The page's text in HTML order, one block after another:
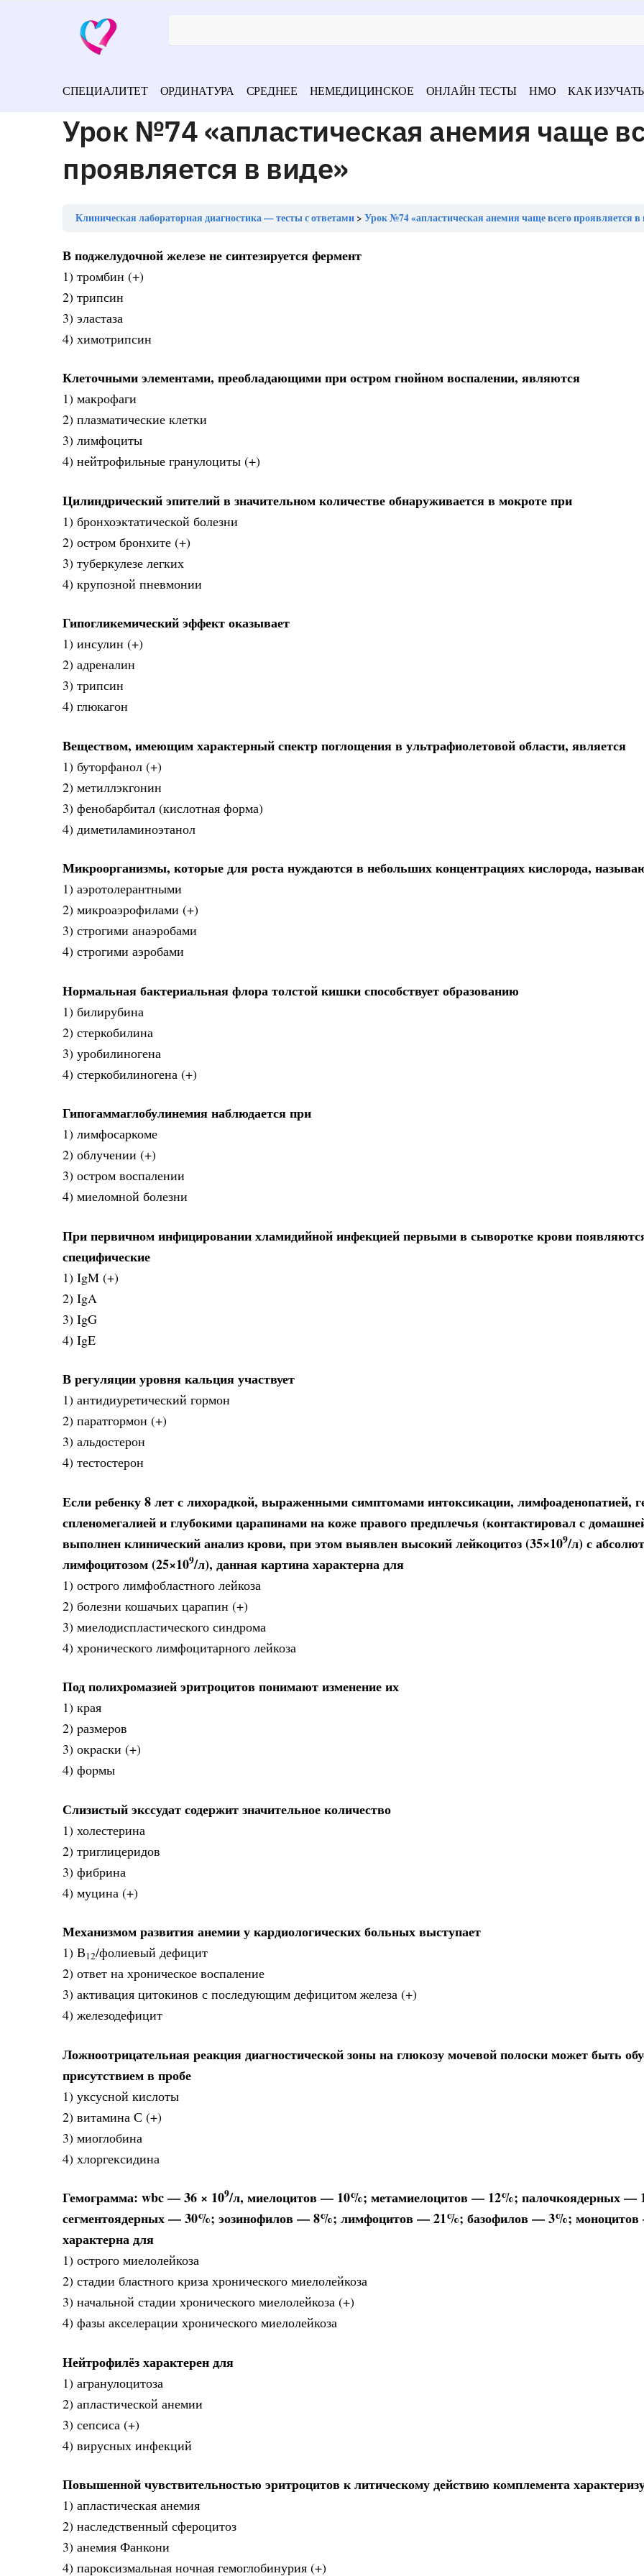
СПЕЦИАЛИТЕТ ОРДИНАТУРА СРЕДНЕЕ НЕМЕДИЦИНСКОЕ ОНЛАЙН ТЕСТЫ НМО КАК ИЗУЧАТЬ
Урок №74 «апластическая анемия чаще
проявляется в виде»
Клиническая лабораторная диагностика — тесты с ответами Урок №74 «апластическая анемия чаще всего проявляется в
В поджелудочной железе не синтезируется фермент
1) тромбин (+)
2) трипсин
3) эластаза
4) химотрипсин
Клеточными элементами, преобладающими при остром гнойном воспалении, являются
1) макрофаги
2) плазматические клетки
3) лимфоциты
4) нейтрофильные гранулоциты (+)
Цилиндрический эпителий в значительном количестве обнаруживается в мокроте при
1) бронхоэктатической болезни
2) остром бронхите (+)
3) туберкулезе легких
4) крупозной пневмонии
Гипогликемический эффект оказывает
1) инсулин (+)
2) адреналин
3) трипсин
4) глюкагон
Веществом, имеющим характерный спектр поглощения в ультрафиолетовой области, является
1) буторфанол (+)
2) метиллэкгонин
3) фенобарбитал (кислотная форма)
4) диметиламиноэтанол
Микроорганизмы, которые для роста нуждаются в небольших концентрациях кислорода,
1) аэротолерантными
2) микроаэрофилами (+)
3) строгими анаэробами
4) строгими аэробами
Нормальная бактериальная флора толстой кишки способствует образованию
1) билирубина
2) стеркобилина
3) уробилиногена
4) стеркобилиногена (+)
Гипогаммаглобулинемия наблюдается при
1) лимфосаркоме
2) облучении (+)
3) остром воспалении
4) миеломной болезни
При первичном инфицировании хламидийной инфекцией первыми в сыворотке крови
специфические
1) IgM (+)
2) IgA
3) IgG
4) IgE
В регуляции уровня кальция участвует
1) антидиуретический гормон
2) паратгормон (+)
3) альдостерон
4) тестостерон
Если ребенку 8 лет с лихорадкой, выраженными симптомами интоксикации, лимфоаденопатией,
спленомегалией и глубокими царапинами на коже правого предплечья (контактировал с
выполнен клинический анализ крови, при этом выявлен высокий лейкоцитоз (35×109/л) с
лимфоцитозом (25×109/л), данная картина характерна для
1) острого лимфобластного лейкоза
2) болезни кошачьих царапин (+)
3) миелодиспластического синдрома
4) хронического лимфоцитарного лейкоза
Под полихpомазией эpитpоцитов понимают изменение их
1) края
2) pазмеpов
3) окpаски (+)
4) фоpмы
Слизистый экссудат содержит значительное количество
1) холестерина
2) триглицеридов
3) фибрина
4) муцина (+)
Механизмом развития анемии у кардиологических больных выступает
1) В12/фолиевый дефицит
2) ответ на хроническое воспаление
3) активация цитокинов с последующим дефицитом железа (+)
4) железодефицит
Ложноотрицательная реакция диагностической зоны на глюкозу мочевой полоски может быть
присутствием в пробе
1) уксусной кислоты
2) витамина С (+)
3) миоглобина
4) хлоргексидина
Гемограмма: wbc — 36 × 109/л, миелоцитов — 10%; метамиелоцитов — 12%; палочкоядерных —
сегментоядерных — 30%; эозинофилов — 8%; лимфоцитов — 21%; базофилов — 3%;
характерна для
1) острого миелолейкоза
2) стадии бластного криза хронического миелолейкоза
3) начальной стадии хронического миелолейкоза (+)
4) фазы акселерации хронического миелолейкоза
Нейтрофилёз характерен для
1) агранулоцитоза
2) апластической анемии
3) сепсиса (+)
4) вирусных инфекций
Повышенной чувствительностью эритроцитов к литическому действию комплемента
1) апластическая анемия
2) наследственный сфероцитоз
3) анемия Фанкони
4) пароксизмальная ночная гемоглобинурия (+)